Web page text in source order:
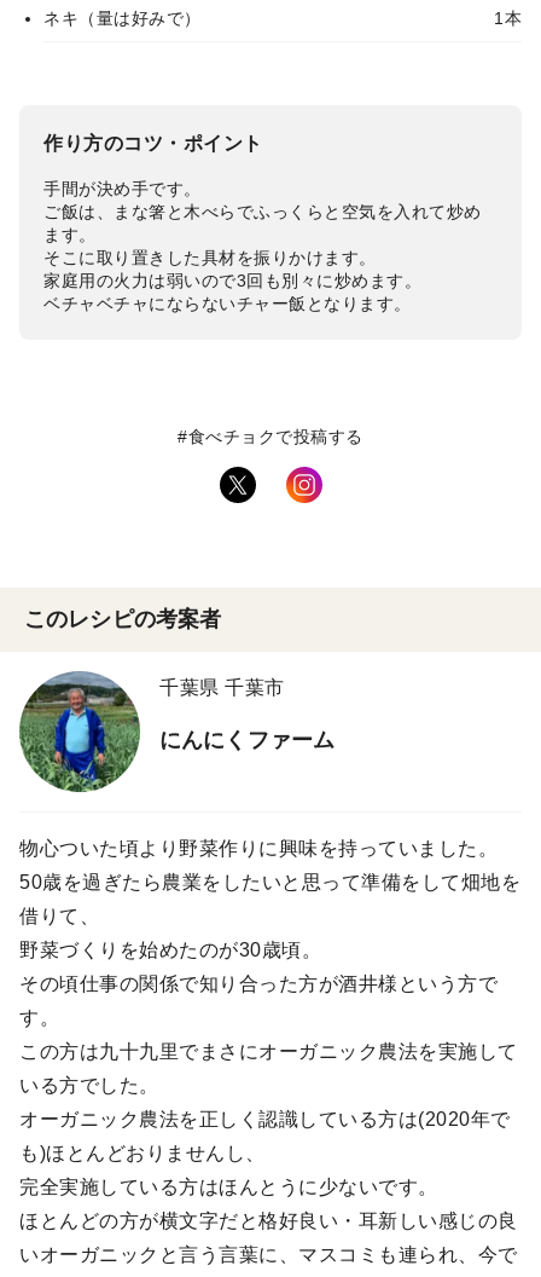
ネキ（量は好みで） 1本
作り方のコツ・ポイント
手間が決め手です。
ご飯は、まな箸と木べらでふっくらと空気を入れて炒め
ます。
そこに取り置きした具材を振りかけます。
家庭用の火力は弱いので3回も別々に炒めます。
ベチャベチャにならないチャー飯となります。
#食べチョクで投稿する
このレシピの考案者
千葉県 千葉市
にんにくファーム
物心ついた頃より野菜作りに興味を持っていました。
50歳を過ぎたら農業をしたいと思って準備をして畑地を
借りて、
野菜づくりを始めたのが30歳頃。
その頃仕事の関係で知り合った方が酒井様という方で
す。
この方は九十九里でまさにオーガニック農法を実施して
いる方でした。
オーガニック農法を正しく認識している方は(2020年で
も)ほとんどおりませんし、
完全実施している方はほんとうに少ないです。
ほとんどの方が横文字だと格好良い・耳新しい感じの良
いオーガニックと言う言葉に、マスコミも連られ、今で